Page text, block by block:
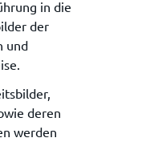
in die
der
und
deren
werden